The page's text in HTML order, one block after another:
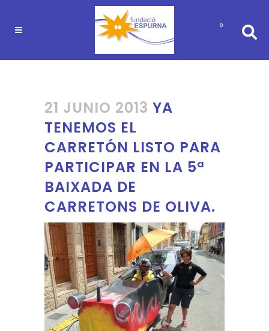
0
21 JUNIO 2013 YA
TENEMOS EL
CARRETÓN LISTO PARA
PARTICIPAR EN LA 5ª
BAIXADA DE
CARRETONS DE OLIVA.